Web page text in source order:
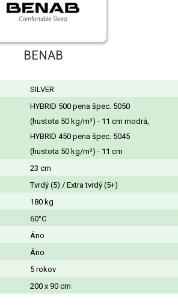
BENAB
SILVER
HYBRID 500 pena špec. 5050
(hustota 50 kg/m³) - 11 cm modrá,
HYBRID 450 pena špec. 5045
(hustota 50 kg/m³) - 11 cm
23 cm
Tvrdý (5) / Extra tvrdý (5+)
180 kg
60°C
Áno
Áno
5 rokov
200 x 90 cm